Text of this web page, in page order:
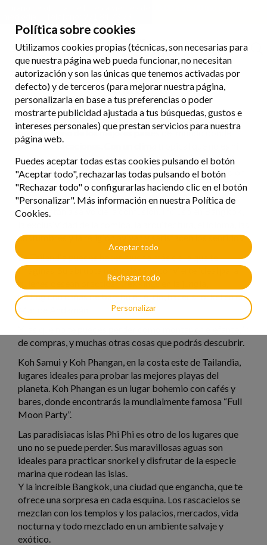
Tailandia
El reino de Tailandia es un país fundamentalmente
budista y uno de los mejores países del mundo donde
pasar las vacaciones. Con un clima tropical que no es ni
demasiado caluroso ni demasiado seco, hay que añadir
que tampoco es extremadamente húmedo en la estación
de los monzones, por lo que es posible viajar a Tailandia
en cualquier época del año. Los viajeros, al llegar a esta
tierra, están a salvo de la confusión. Incluso en Bangkok,
costumbres y la religión avivan y satisfacen los sentidos.
En Tailandia puedes hacer mucho más de lo que te
imaginas. Su abrupta naturaleza lo convierte ideal para
quienes desean practicar trekkings en la jungla,
rafting con cañas de bambú en el rio, hacer snorkel en el
de compras, y muchas otras cosas que podrás descubrir.
Koh Samui y Koh Phangan, en la costa este de Tailandia,
lugares ideales para probar las mejores playas del
planeta. Koh Phangan es un lugar bohemio con cafés y
bares, donde encontrarás la mundialmente famosa “Full
Moon Party”.
Las paradisiacas islas Phi Phi es otro de los lugares que
uno no se puede perder. Sus maravillosas aguas son
ideales para practicar snorkel y disfrutar de la especie
marina que rodean las islas.
Y la increíble Bangkok, una ciudad que engancha, que te
ofrece una sorpresa en cada esquina. Los rascacielos se
mezclan con los templos y los palacios, mercados, vida
nocturna y todo mezclado en un ambiente salvaje y
exótico.
Política sobre cookies
Utilizamos cookies propias (técnicas, son necesarias para
que nuestra página web pueda funcionar, no necesitan
autorización y son las únicas que tenemos activadas por
defecto) y de terceros (para mejorar nuestra página,
personalizarla en base a tus preferencias o poder
mostrarte publicidad ajustada a tus búsquedas, gustos e
intereses personales) que prestan servicios para nuestra
página web.
Puedes aceptar todas estas cookies pulsando el botón
"Aceptar todo", rechazarlas todas pulsando el botón
"Rechazar todo" o configurarlas haciendo clic en el botón
"Personalizar". Más información en nuestra Política de
Cookies.
Personalizar
Rechazar todo
Aceptar todo